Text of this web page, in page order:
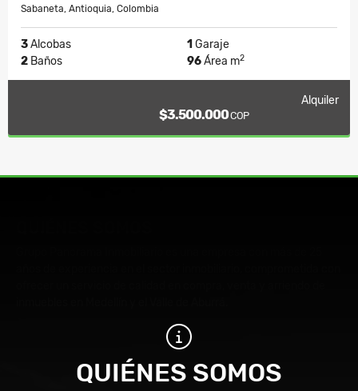
Sabaneta, Antioquia, Colombia
3Alcobas 1 Garaje
2 Baños 96Área m2
Alquiler
$3.500.000COP
QUIÉNES SOMOS